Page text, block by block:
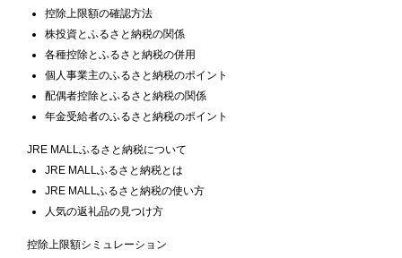
控除上限額の確認方法
株投資とふるさと納税の関係
各種控除とふるさと納税の併用
個人事業主のふるさと納税のポイント
配偶者控除とふるさと納税の関係
年金受給者のふるさと納税のポイント
JRE MALLふるさと納税について
JRE MALLふるさと納税とは
JRE MALLふるさと納税の使い方
人気の返礼品の見つけ方
控除上限額シミュレーション